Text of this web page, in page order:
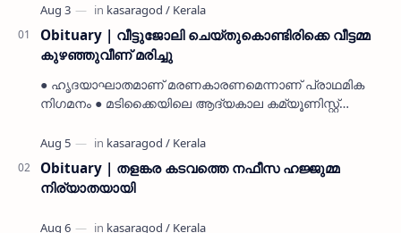
Obituary | വീട്ടുജോലി ചെയ്തുകൊണ്ടിരിക്കെ വീട്ടമ്മ
കുഴഞ്ഞുവീണ് മരിച്ചു
● ഹൃദയാഘാതമാണ് മരണകാരണമെന്നാണ് പ്രാഥമിക
നിഗമനം ● മടിക്കൈയിലെ ആദ്യകാല കമ്യൂണിസ്റ്റ്
മകളാണ് ● വിവരമറിഞ്ഞ് ജനപ്ര…
Obituary | തളങ്കര കടവത്തെ നഫീസ ഹജ്ജുമ്മ
നിര്യാതയായി